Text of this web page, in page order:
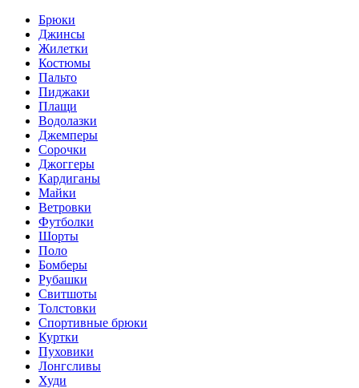
Брюки
Джинсы
Жилетки
Костюмы
Пальто
Пиджаки
Плащи
Водолазки
Джемперы
Сорочки
Джоггеры
Кардиганы
Майки
Ветровки
Футболки
Шорты
Поло
Бомберы
Рубашки
Свитшоты
Толстовки
Спортивные брюки
Куртки
Пуховики
Лонгсливы
Худи